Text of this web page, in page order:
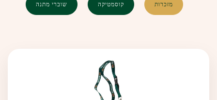
שוברי מתנה קוסמטיקה מזכרות